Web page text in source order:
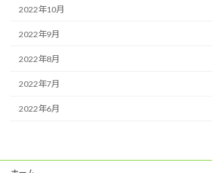
2022年10月
2022年9月
2022年8月
2022年7月
2022年6月